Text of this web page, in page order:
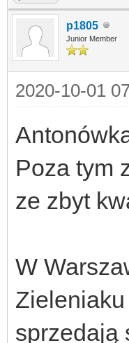
p1805
Junior Member
2020-10-01
Poza tym
ze zbyt
W
sprzedają